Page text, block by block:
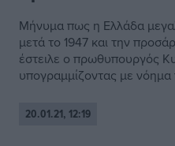
Μήνυμα πως η Ελλάδα
μετά το 1947 και την
έστειλε ο πρωθυπουργός
υπογραμμίζοντας με
20.01.21, 12:19